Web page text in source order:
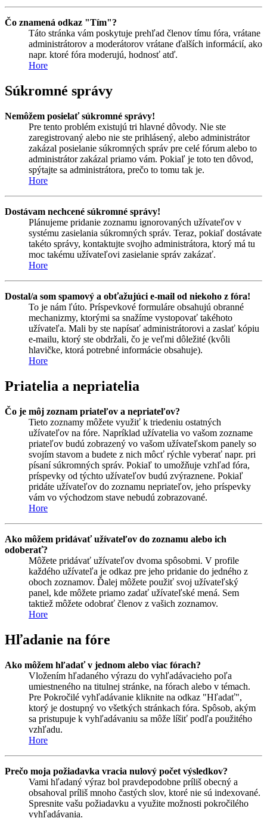
Čo znamená odkaz "Tím"?
Táto stránka vám poskytuje prehľad členov tímu fóra, vrátane
administrátorov a moderátorov vrátane ďalších informácií, ako
napr. ktoré fóra moderujú, hodnosť atď.
Hore
Súkromné správy
Nemôžem posielať súkromné správy!
Pre tento problém existujú tri hlavné dôvody. Nie ste
zaregistrovaný alebo nie ste prihlásený, alebo administrátor
zakázal posielanie súkromných správ pre celé fórum alebo to
administrátor zakázal priamo vám. Pokiaľ je toto ten dôvod,
spýtajte sa administrátora, prečo to tomu tak je.
Hore
Dostávam nechcené súkromné správy!
Plánujeme pridanie zoznamu ignorovaných užívateľov v
systému zasielania súkromných správ. Teraz, pokiaľ dostávate
takéto správy, kontaktujte svojho administrátora, ktorý má tu
moc takému užívateľovi zasielanie správ zakázať.
Hore
Dostal/a som spamový a obťažujúci e-mail od niekoho z fóra!
To je nám ľúto. Príspevkové formuláre obsahujú obranné
mechanizmy, ktorými sa snažíme vystopovať takéhoto
užívateľa. Mali by ste napísať administrátorovi a zaslať kópiu
e-mailu, ktorý ste obdržali, čo je veľmi dôležité (kvôli
hlavičke, ktorá potrebné informácie obsahuje).
Hore
Priatelia a nepriatelia
Čo je môj zoznam priateľov a nepriateľov?
Tieto zoznamy môžete využiť k triedeniu ostatných
užívateľov na fóre. Napríklad užívatelia vo vašom zozname
priateľov budú zobrazený vo vašom užívateľskom panely so
svojím stavom a budete z nich môcť rýchle vyberať napr. pri
písaní súkromných správ. Pokiaľ to umožňuje vzhľad fóra,
príspevky od týchto užívateľov budú zvýraznene. Pokiaľ
pridáte užívateľov do zoznamu nepriateľov, jeho príspevky
vám vo východzom stave nebudú zobrazované.
Hore
Ako môžem pridávať užívateľov do zoznamu alebo ich
odoberať?
Môžete pridávať užívateľov dvoma spôsobmi. V profile
každého užívateľa je odkaz pre jeho pridanie do jedného z
oboch zoznamov. Ďalej môžete použiť svoj užívateľský
panel, kde môžete priamo zadať užívateľské mená. Sem
taktiež môžete odobrať členov z vašich zoznamov.
Hore
Hľadanie na fóre
Ako môžem hľadať v jednom alebo viac fórach?
Vložením hľadaného výrazu do vyhľadávacieho poľa
umiestneného na titulnej stránke, na fórach alebo v témach.
Pre Pokročilé vyhľadávanie kliknite na odkaz "Hľadať",
ktorý je dostupný vo všetkých stránkach fóra. Spôsob, akým
sa pristupuje k vyhľadávaniu sa môže líšiť podľa použitého
vzhľadu.
Hore
Prečo moja požiadavka vracia nulový počet výsledkov?
Vami hľadaný výraz bol pravdepodobne príliš obecný a
obsahoval príliš mnoho častých slov, ktoré nie sú indexované.
Spresnite vašu požiadavku a využite možnosti pokročilého
vyhľadávania.